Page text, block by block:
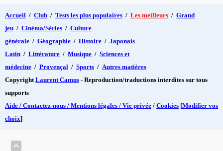
Accueil / Club / Tests les plus populaires / Les meilleurs / Grand
jeu / Cinéma/Séries / Culture
générale / Géographie / Histoire / Japonais
Latin / Littérature / Musique / Sciences et
médecine / Provençal / Sports / Autres matières
Copyright Laurent Camus - Reproduction/traductions interdites sur tous
supports
Aide / Contactez-nous / Mentions légales / Vie privée / Cookies [Modifier vos
choix]